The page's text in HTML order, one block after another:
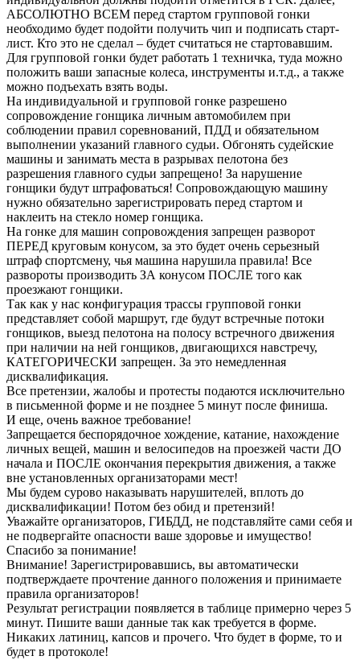
АБСОЛЮТНО ВСЕМ перед стартом групповой гонки
необходимо будет подойти получить чип и подписать старт-
лист. Кто это не сделал – будет считаться не стартовавшим.
Для групповой гонки будет работать 1 техничка, туда можно
положить ваши запасные колеса, инструменты и.т.д., а также
можно подъехать взять воды.
На индивидуальной и групповой гонке разрешено
сопровождение гонщика личным автомобилем при
соблюдении правил соревнований, ПДД и обязательном
выполнении указаний главного судьи. Обгонять судейские
машины и занимать места в разрывах пелотона без
разрешения главного судьи запрещено! За нарушение
гонщики будут штрафоваться! Сопровождающую машину
нужно обязательно зарегистрировать перед стартом и
наклеить на стекло номер гонщика.
На гонке для машин сопровождения запрещен разворот
ПЕРЕД круговым конусом, за это будет очень серьезный
штраф спортсмену, чья машина нарушила правила! Все
развороты производить ЗА конусом ПОСЛЕ того как
проезжают гонщики.
Так как у нас конфигурация трассы групповой гонки
представляет собой маршрут, где будут встречные потоки
гонщиков, выезд пелотона на полосу встречного движения
при наличии на ней гонщиков, двигающихся навстречу,
КАТЕГОРИЧЕСКИ запрещен. За это немедленная
дисквалификация.
Все претензии, жалобы и протесты подаются исключительно
в письменной форме и не позднее 5 минут после финиша.
И еще, очень важное требование!
Запрещается беспорядочное хождение, катание, нахождение
личных вещей, машин и велосипедов на проезжей части ДО
начала и ПОСЛЕ окончания перекрытия движения, а также
вне установленных организаторами мест!
Мы будем сурово наказывать нарушителей, вплоть до
дисквалификации! Потом без обид и претензий!
Уважайте организаторов, ГИБДД, не подставляйте сами себя и
не подвергайте опасности ваше здоровье и имущество!
Спасибо за понимание!
Внимание! Зарегистрировавшись, вы автоматически
подтверждаете прочтение данного положения и принимаете
правила организаторов!
Результат регистрации появляется в таблице примерно через 5
минут. Пишите ваши данные так как требуется в форме.
Никаких латиниц, капсов и прочего. Что будет в форме, то и
будет в протоколе!